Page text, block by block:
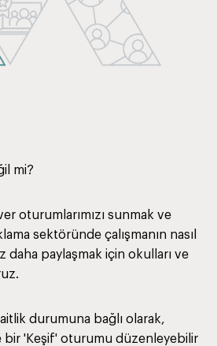
mi?
oturumlarımızı sunmak ve
sektöründe çalışmanın nasıl
daha paylaşmak için okulları ve
durumuna bağlı olarak,
bir 'Keşif' oturumu düzenleyebilir